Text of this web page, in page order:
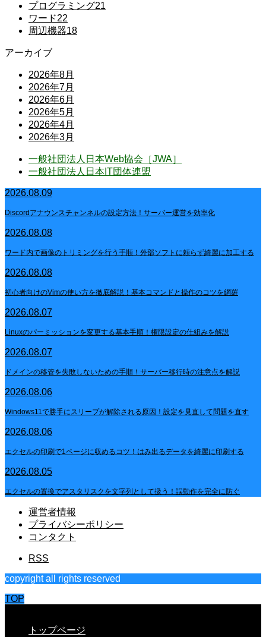
プログラミング21
ワード22
周辺機器18
アーカイブ
2026年8月
2026年7月
2026年6月
2026年5月
2026年4月
2026年3月
一般社団法人日本Web協会［JWA］
一般社団法人日本IT団体連盟
2026.08.09
Discordアナウンスチャンネルの設定方法！サーバー運営を効率化
2026.08.08
ワード内で画像のトリミングを行う手順！外部ソフトに頼らず綺麗に加工する
2026.08.08
初心者向けのVimの使い方を徹底解説！基本コマンドと操作のコツを網羅
2026.08.07
Linuxのパーミッションを変更する基本手順！権限設定の仕組みを解説
2026.08.07
ドメインの移管を失敗しないための手順！サーバー移行時の注意点を解説
2026.08.06
Windows11で勝手にスリープが解除される原因！設定を見直して問題を直す
2026.08.06
エクセルの印刷で1ページに収めるコツ！はみ出るデータを綺麗に印刷する
2026.08.05
エクセルの置換でアスタリスクを文字列として扱う！誤動作を完全に防ぐ
運営者情報
プライバシーポリシー
コンタクト
RSS
copyright all rights reserved
TOP
トップページ